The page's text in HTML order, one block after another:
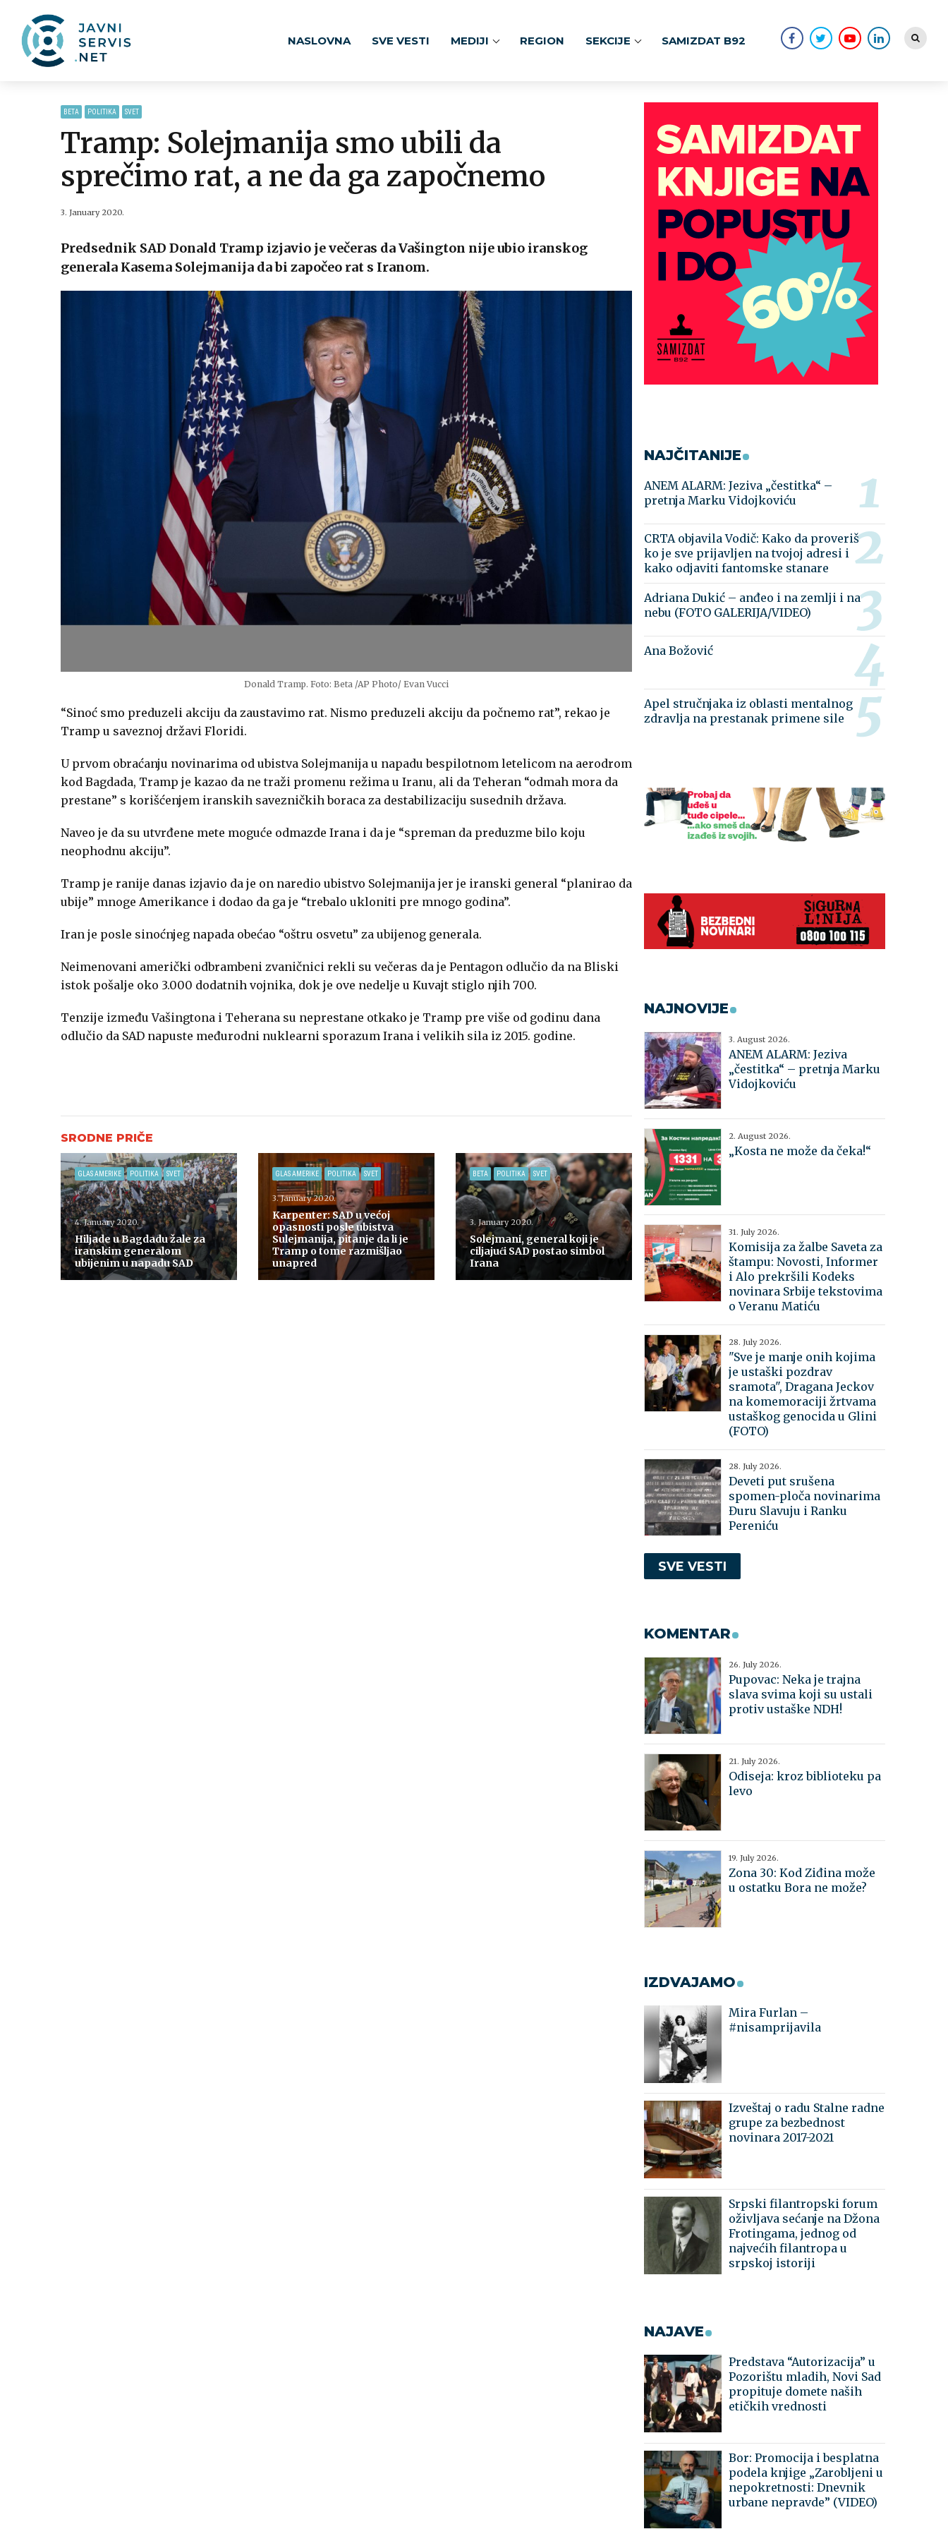
NASLOVNA SVE VESTI MEDIJI REGION SEKCIJE SAMIZDAT B92
BETA POLITIKA SVET
Tramp: Solejmanija smo ubili da
sprečimo rat, a ne da ga započnemo
3. January 2020.
Predsednik SAD Donald Tramp izjavio je večeras da Vašington nije ubio iranskog
generala Kasema Solejmanija da bi započeo rat s Iranom.
Donald Tramp. Foto: Beta /AP Photo/ Evan Vucci
“Sinoć smo preduzeli akciju da zaustavimo rat. Nismo preduzeli akciju da počnemo rat”, rekao je
Tramp u saveznoj državi Floridi.
U prvom obraćanju novinarima od ubistva Solejmanija u napadu bespilotnom letelicom na aerodrom
kod Bagdada, Tramp je kazao da ne traži promenu režima u Iranu, ali da Teheran “odmah mora da
prestane” s korišćenjem iranskih savezničkih boraca za destabilizaciju susednih država.
Naveo je da su utvrđene mete moguće odmazde Irana i da je “spreman da preduzme bilo koju
neophodnu akciju”.
Tramp je ranije danas izjavio da je on naredio ubistvo Solejmanija jer je iranski general “planirao da
ubije” mnoge Amerikance i dodao da ga je “trebalo ukloniti pre mnogo godina”.
Iran je posle sinoćnjeg napada obećao “oštru osvetu” za ubijenog generala.
Neimenovani američki odbrambeni zvaničnici rekli su večeras da je Pentagon odlučio da na Bliski
istok pošalje oko 3.000 dodatnih vojnika, dok je ove nedelje u Kuvajt stiglo njih 700.
Tenzije između Vašingtona i Teherana su neprestane otkako je Tramp pre više od godinu dana
odlučio da SAD napuste međurodni nuklearni sporazum Irana i velikih sila iz 2015. godine.
GLAS AMERIKE POLITIKA SVET
4. January 2020.
Hiljade u Bagdadu žale za
iranskim generalom
ubijenim u napadu SAD
GLAS AMERIKE POLITIKA SVET
3. January 2020.
Karpenter: SAD u većoj
opasnosti posle ubistva
Sulejmanija, pitanje da li je
Tramp o tome razmišljao
unapred
BETA POLITIKA SVET
3. January 2020.
Solejmani, general koji je
ciljajući SAD postao simbol
Irana
NAJČITANIJE
ANEM ALARM: Jeziva „čestitka“ –
pretnja Marku Vidojkoviću
CRTA objavila Vodič: Kako da proveriš
ko je sve prijavljen na tvojoj adresi i
kako odjaviti fantomske stanare
Adriana Dukić – anđeo i na zemlji i na
nebu (FOTO GALERIJA/VIDEO)
Ana Božović
Apel stručnjaka iz oblasti mentalnog
zdravlja na prestanak primene sile
NAJNOVIJE
3. August 2026.
ANEM ALARM: Jeziva
„čestitka“ – pretnja Marku
Vidojkoviću
2. August 2026.
„Kosta ne može da čeka!“
31. July 2026.
Komisija za žalbe Saveta za
štampu: Novosti, Informer
i Alo prekršili Kodeks
novinara Srbije tekstovima
o Veranu Matiću
28. July 2026.
"Sve je manje onih kojima
je ustaški pozdrav
sramota", Dragana Jeckov
na komemoraciji žrtvama
ustaškog genocida u Glini
(FOTO)
28. July 2026.
Deveti put srušena
spomen-ploča novinarima
Đuru Slavuju i Ranku
Pereniću
SVE VESTI
KOMENTAR
26. July 2026.
Pupovac: Neka je trajna
slava svima koji su ustali
protiv ustaške NDH!
21. July 2026.
Odiseja: kroz biblioteku pa
levo
19. July 2026.
Zona 30: Kod Ziđina može
u ostatku Bora ne može?
IZDVAJAMO
Mira Furlan –
#nisamprijavila
Izveštaj o radu Stalne radne
grupe za bezbednost
novinara 2017-2021
Srpski filantropski forum
oživljava sećanje na Džona
Frotingama, jednog od
najvećih filantropa u
srpskoj istoriji
NAJAVE
Predstava “Autorizacija” u
Pozorištu mladih, Novi Sad
propituje domete naših
etičkih vrednosti
Bor: Promocija i besplatna
podela knjige „Zarobljeni u
nepokretnosti: Dnevnik
urbane nepravde” (VIDEO)